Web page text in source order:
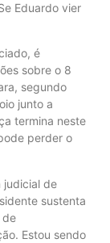
Eduardo vier
é
sobre o 8
segundo
junto a
termina neste
perder o
judicial de
sustenta
de
Estou sendo